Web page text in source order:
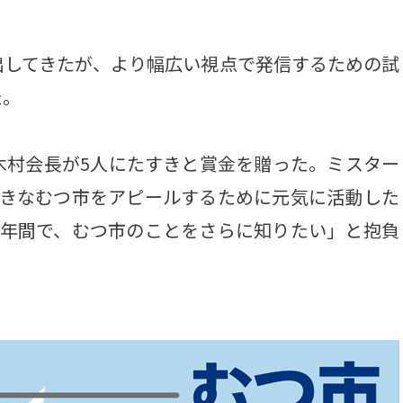
きたが、より幅広い視点で発信するための試
会長が5人にたすきと賞金を贈った。ミスター
なむつ市をアピールするために元気に活動した
間で、むつ市のことをさらに知りたい」と抱負